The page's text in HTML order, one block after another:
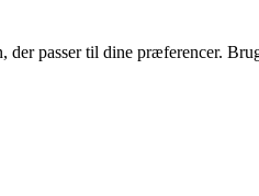
passer til dine præferencer.